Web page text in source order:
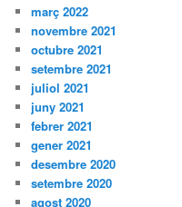
març 2022
novembre 2021
octubre 2021
setembre 2021
juliol 2021
juny 2021
febrer 2021
gener 2021
desembre 2020
setembre 2020
agost 2020